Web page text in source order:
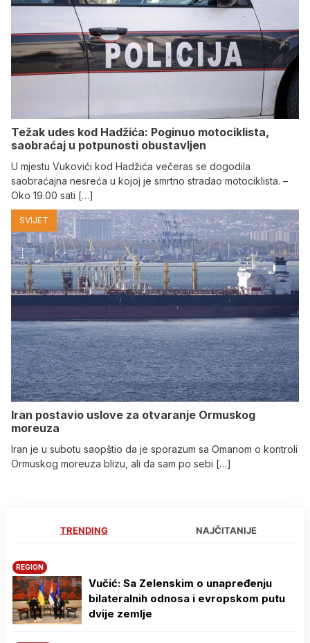
Težak udes kod Hadžića: Poginuo motociklista,
saobraćaj u potpunosti obustavljen
U mjestu Vukovići kod Hadžića večeras se dogodila
saobraćajna nesreća u kojoj je smrtno stradao motociklista. –
Oko 19.00 sati […]
SVIJET
Iran postavio uslove za otvaranje Ormuskog
moreuza
Iran je u subotu saopštio da je sporazum sa Omanom o kontroli
Ormuskog moreuza blizu, ali da sam po sebi […]
TRENDING NAJČITANIJE
REGION
Vučić: Sa Zelenskim o unapređenju
bilateralnih odnosa i evropskom putu
dvije zemlje